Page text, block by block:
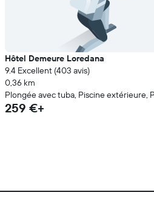
Hôtel Demeure Loredana
9.4 Excellent (403 avis)
0,36 km
Plongée avec tuba, Piscine extérieure,
259 €+